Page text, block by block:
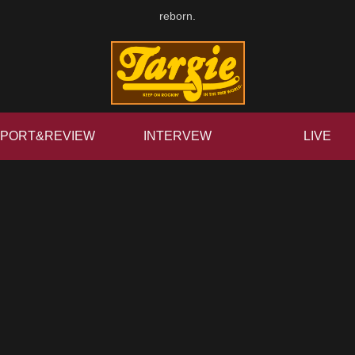
reborn.
INTERVEW LIVE